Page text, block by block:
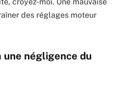
croyez-moi. Une mauvaise
des réglages moteur
une négligence du